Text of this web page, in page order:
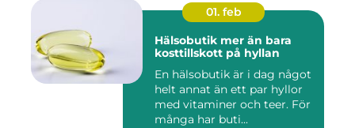
01. feb
Hälsobutik mer än bara
kosttillskott på hyllan
En hälsobutik är i dag något
helt annat än ett par hyllor
med vitaminer och teer. För
många har buti...